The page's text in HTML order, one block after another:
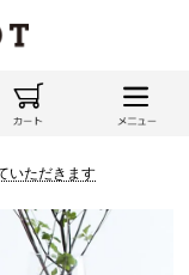
いただきます